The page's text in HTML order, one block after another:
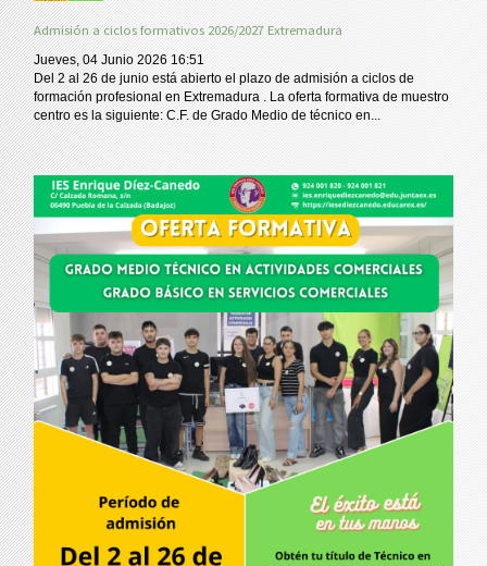
Admisión a ciclos formativos 2026/2027 Extremadura
Jueves, 04 Junio 2026 16:51
Del 2 al 26 de junio está abierto el plazo de admisión a ciclos de
formación profesional en Extremadura . La oferta formativa de muestro
centro es la siguiente: C.F. de Grado Medio de técnico en...